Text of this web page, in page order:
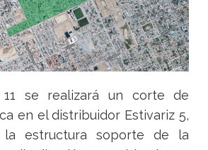
se realizará un corte de
en el distribuidor Estivariz 5,
la estructura soporte de la